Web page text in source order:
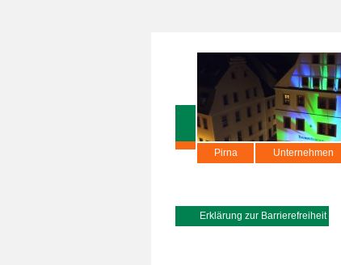
Pirna Unternehmen
Erklärung zur Barrierefreiheit